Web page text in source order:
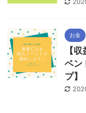
お金
【
ベン
プ】